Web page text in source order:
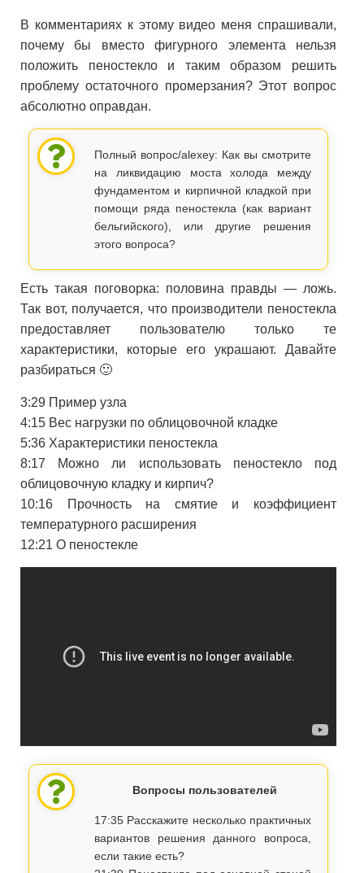
В комментариях к этому видео меня спрашивали,
почему бы вместо фигурного элемента нельзя
положить пеностекло и таким образом решить
проблему остаточного промерзания? Этот вопрос
абсолютно оправдан.
Полный вопрос/alexey: Как вы смотрите
на ликвидацию моста холода между
фундаментом и кирпичной кладкой при
помощи ряда пеностекла (как вариант
бельгийского), или другие решения
этого вопроса?
Есть такая поговорка: половина правды — ложь.
Так вот, получается, что производители пеностекла
предоставляет пользователю только те
характеристики, которые его украшают. Давайте
разбираться 🙂
3:29 Пример узла
4:15 Вес нагрузки по облицовочной кладке
5:36 Характеристики пеностекла
8:17 Можно ли использовать пеностекло под
облицовочную кладку и кирпич?
10:16 Прочность на смятие и коэффициент
температурного расширения
12:21 О пеностекле
Вопросы пользователей
17:35 Расскажите несколько практичных
вариантов решения данного вопроса,
если такие есть?